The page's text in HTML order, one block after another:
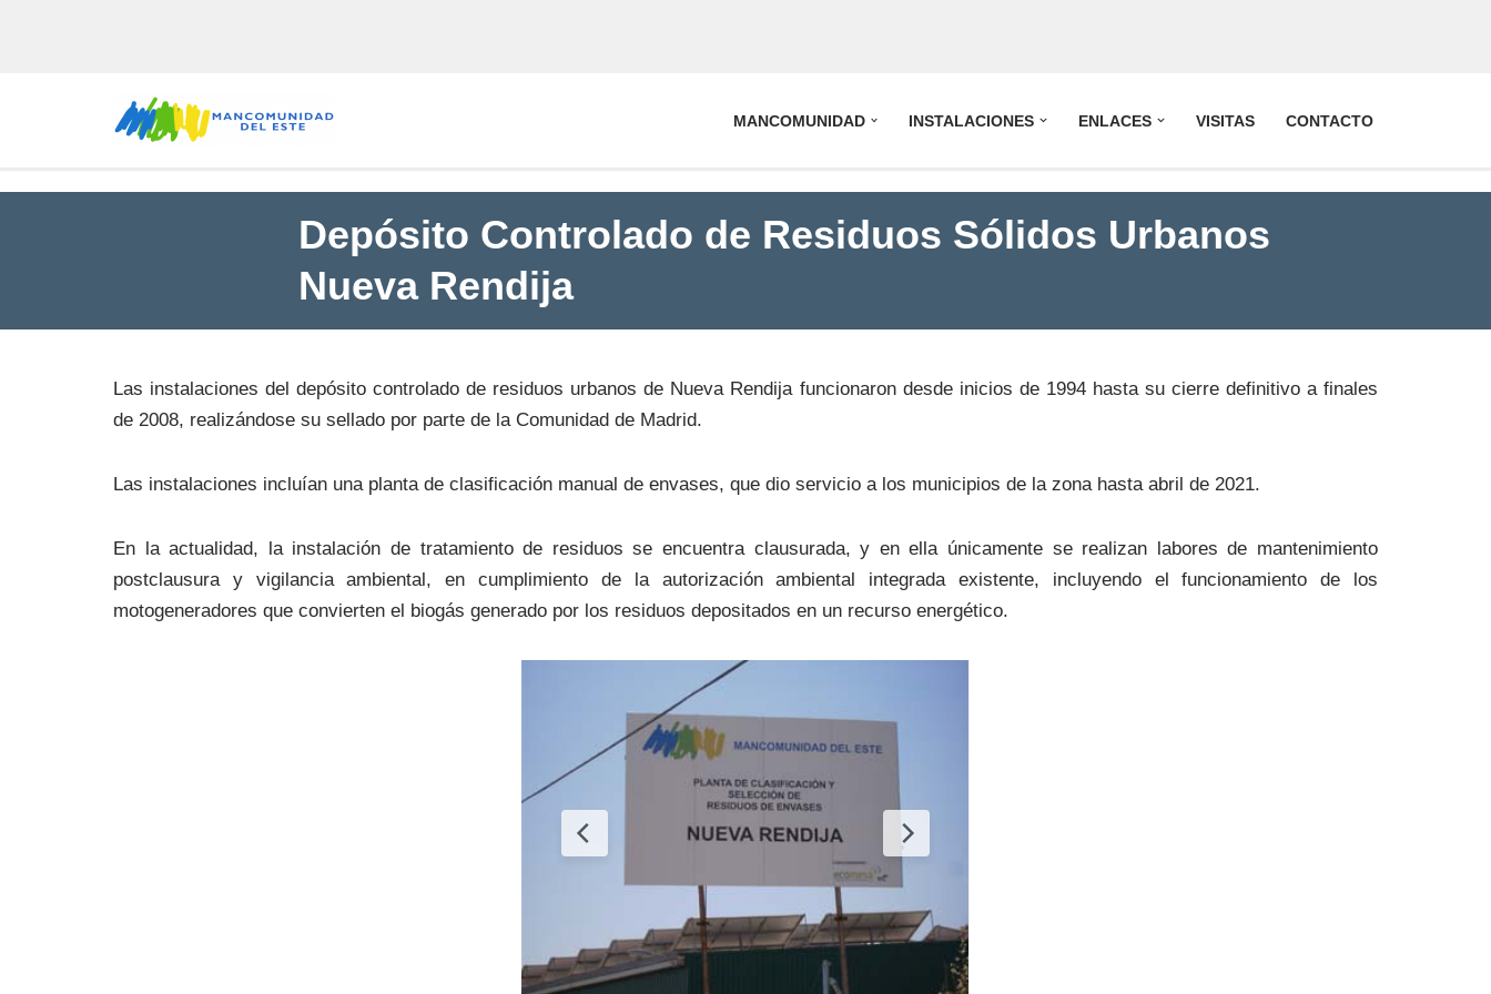
MANCOMUNIDAD INSTALACIONES ENLACES VISITAS CONTACTO
Depósito Controlado de Residuos Sólidos Urbanos
Nueva Rendija
Las instalaciones del depósito controlado de residuos urbanos de Nueva Rendija funcionaron desde inicios de 1994 hasta su cierre definitivo a finales
de 2008, realizándose su sellado por parte de la Comunidad de Madrid.
Las instalaciones incluían una planta de clasificación manual de envases, que dio servicio a los municipios de la zona hasta abril de 2021.
En la actualidad, la instalación de tratamiento de residuos se encuentra clausurada, y en ella únicamente se realizan labores de mantenimiento
postclausura y vigilancia ambiental, en cumplimiento de la autorización ambiental integrada existente, incluyendo el funcionamiento de los
motogeneradores que convierten el biogás generado por los residuos depositados en un recurso energético.